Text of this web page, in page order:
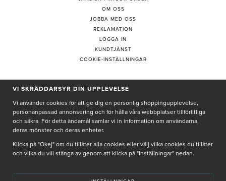
OM OSS
JOBBA MED OSS
REKLAMATION
LOGGA IN
KUNDTJÄNST
COOKIE-INSTÄLLNINGAR
PRENUMERERA PÅ NYHETSBREV
Genom att ge min e-post, accepterar jag Seth och Sallyintegritetspolicy
De uppgifter du matar in kommer endast användas till våra nyhetsbrev.
VI SKRÄDDARSYR DIN UPPLEVELSE
Vi använder cookies för att ge dig en personlig shoppingupplevelse,
personanpassad annonsering och för hålla våra webbplatser tillförlitliga
och säkra. För detta ändamål samlar vi in information om användarna,
deras mönster och deras enheter.
Klicka på "Okej" om du tillåter alla cookies eller välj vilka cookies du tillåter
och vilka du vill stänga av genom att klicka på "Inställningar" nedan.